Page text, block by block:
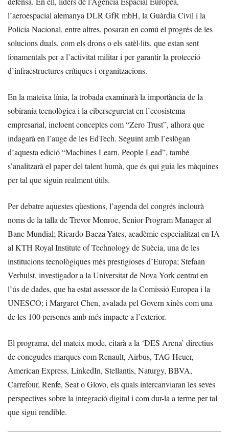
l’aeroespacial alemanya DLR GfR mbH, la Guàrdia Civil i la
Policia Nacional, entre altres, posaran en comú el progrés de les
solucions duals, com els drons o els satèl·lits, que estan sent
fonamentals per a l’activitat militar i per garantir la protecció
d’infraestructures crítiques i organitzacions.
En la mateixa línia, la trobada examinarà la importància de la
sobirania tecnològica i la ciberseguretat en l’ecosistema
empresarial, incloent conceptes com “Zero Trust”, alhora que
indagarà en l’auge de les EdTech. Seguint amb l’eslògan
d’aquesta edició “Machines Learn, People Lead”, també
s’analitzarà el paper del talent humà, que és qui guia les màquines
per tal que siguin realment útils.
Per debatre aquestes qüestions, l’agenda del congrés inclourà
noms de la talla de Trevor Monroe, Senior Program Manager al
Banc Mundial; Ricardo Baeza-Yates, acadèmic especialitzat en IA
al KTH Royal Institute of Technology de Suècia, una de les
institucions tecnològiques més prestigioses d’Europa; Stefaan
Verhulst, investigador a la Universitat de Nova York centrat en
l’ús de dades, que ha estat assessor de la Comissió Europea i la
UNESCO; i Margaret Chen, avalada pel Govern xinès com una
de les 100 persones amb més impacte a l’exterior.
El programa, del mateix mode, citarà a la ‘DES Arena’ directius
de conegudes marques com Renault, Airbus, TAG Heuer,
American Express, LinkedIn, Stellantis, Naturgy, BBVA,
Carrefour, Renfe, Seat o Glovo, els quals intercanviaran les seves
perspectives sobre la integració digital i com dur-la a terme per tal
que sigui rendible.